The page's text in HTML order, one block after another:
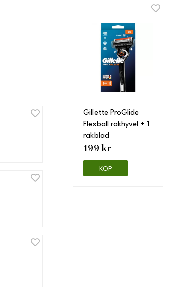
Gillette ProGlide
Flexball rakhyvel + 1
rakblad
199 kr
KÖP